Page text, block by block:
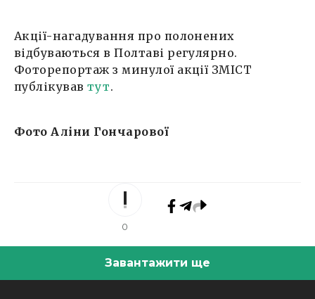
Акції-нагадування про полонених
відбуваються в Полтаві регулярно.
Фоторепортаж з минулої акції ЗМІСТ
публікувавтут.
Фото Аліни Гончарової
0
Завантажити ще